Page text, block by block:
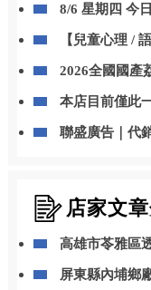
8/6 星期四 今
【兒童心理 /
2026全國國產
本店目前僅此
聯盛廣告｜代
店家文
高雄市苓雅區
屏東縣內埔鄉